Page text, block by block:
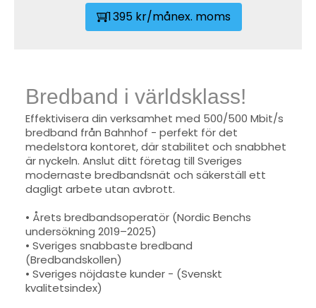
1 395 kr/månex. moms
Bredband i världsklass!
Effektivisera din verksamhet med 500/500 Mbit/s
bredband från Bahnhof - perfekt för det
medelstora kontoret, där stabilitet och snabbhet
är nyckeln. Anslut ditt företag till Sveriges
modernaste bredbandsnät och säkerställ ett
dagligt arbete utan avbrott.
• Årets bredbandsoperatör (Nordic Benchs
undersökning 2019–2025)
• Sveriges snabbaste bredband
(Bredbandskollen)
• Sveriges nöjdaste kunder - (Svenskt
kvalitetsindex)